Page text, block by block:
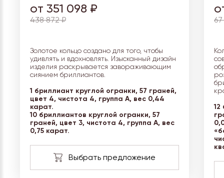
от 351 098 ₽
438 872 ₽
Золотое кольцо создано для того, чтобы
удивлять и вдохновлять. Изысканный дизайн
изделия раскрывается завораживающим
сиянием бриллиантов.
1 бриллиант круглой огранки, 57 граней,
цвет 4, чистота 4, группа А, вес 0,44
карат.
10 бриллиантов круглой огранки, 57
граней, цвет 3, чистота 4, группа А, вес
0,75 карат.
12